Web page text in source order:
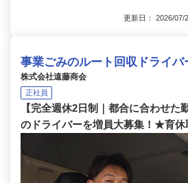
更新日： 2026/
事業ごみのルート回収ドライバ
株式会社遠藤商会
正社員
【完全週休2日制｜都合に合わせた
のドライバーを増員大募集！★育休